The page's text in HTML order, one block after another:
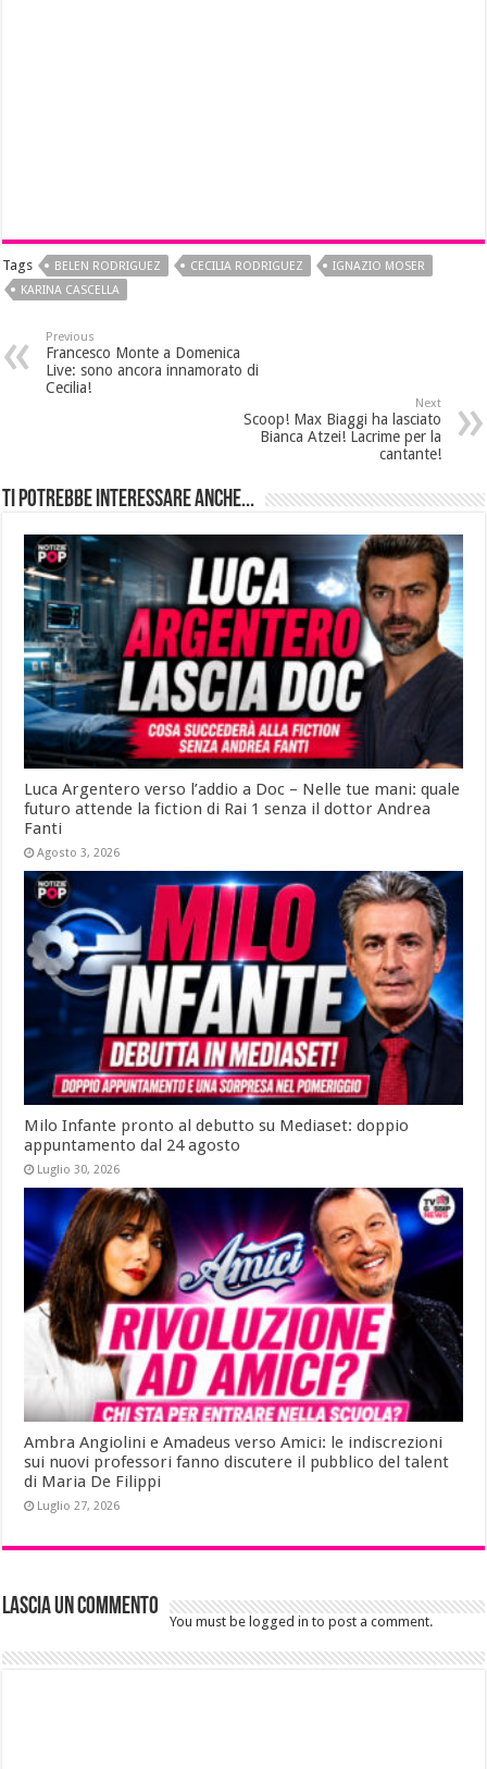
Tags BELEN RODRIGUEZ CECILIA RODRIGUEZ
IGNAZIO MOSER
KARINA CASCELLA
Previous
Francesco Monte a Domenica
Live: sono ancora innamorato di
Cecilia!
Next
Scoop! Max Biaggi ha lasciato
Bianca Atzei! Lacrime per la
cantante!
Ti potrebbe interessare anche...
Luca Argentero verso l’addio a Doc – Nelle tue mani: quale
futuro attende la fiction di Rai 1 senza il dottor Andrea
Fanti
Agosto 3, 2026
Milo Infante pronto al debutto su Mediaset: doppio
appuntamento dal 24 agosto
Luglio 30, 2026
Ambra Angiolini e Amadeus verso Amici: le indiscrezioni
sui nuovi professori fanno discutere il pubblico del talent
di Maria De Filippi
Luglio 27, 2026
Lascia un commento
You must be logged in to post a comment.